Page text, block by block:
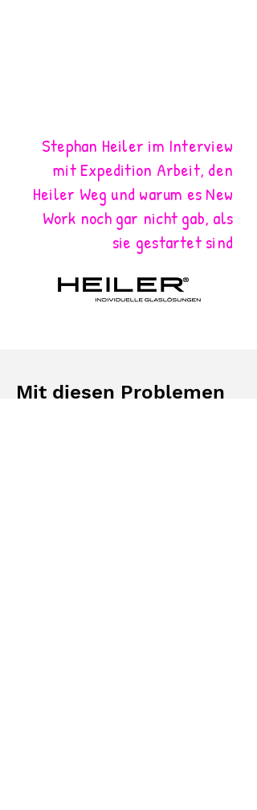
Stephan Heiler im Interview
mit Expedition Arbeit, den
Heiler Weg und warum es New
Work noch gar nicht gab, als
sie gestartet sind
Mit diesen Problemen